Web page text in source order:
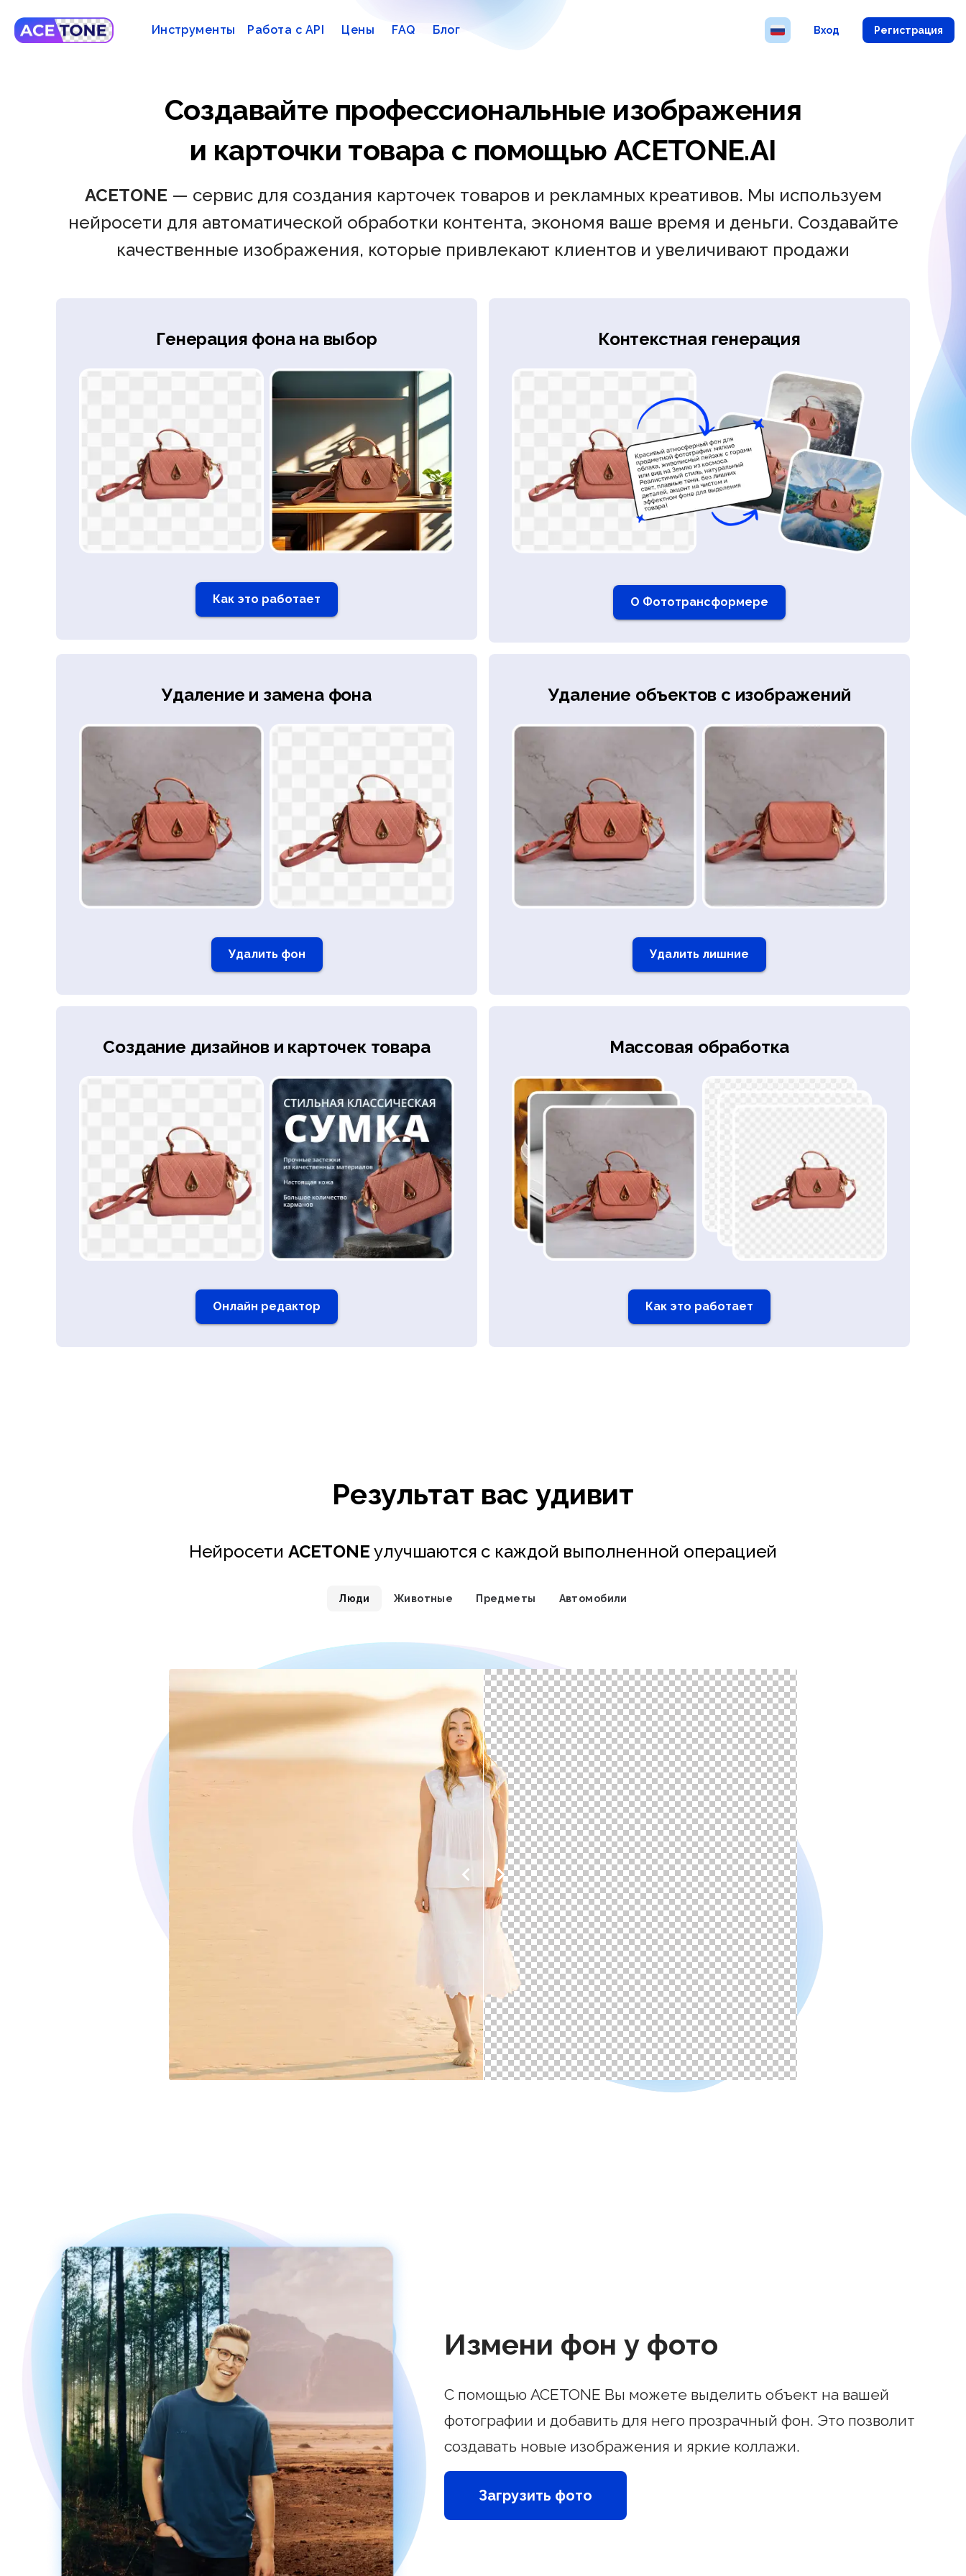
Инструменты Работа с API Цены FAQ Блог Вход Регистрация
Создавайте профессиональные изображения
и карточки товара с помощью ACETONE.AI
ACETONE — сервис для создания карточек товаров и рекламных креативов. Мы используем
нейросети для автоматической обработки контента, экономя ваше время и деньги. Создавайте
качественные изображения, которые привлекают клиентов и увеличивают продажи
Генерация фона на выбор
Как это работает
Контекстная генерация
О Фототрансформере
Удаление и замена фона
Удалить фон
Удаление объектов с изображений
Удалить лишние
Создание дизайнов и карточек товара
Онлайн редактор
Массовая обработка
Как это работает
Результат вас удивит
Нейросети ACETONE улучшаются с каждой выполненной операцией
Люди Животные Предметы Автомобили
Измени фон у фото
С помощью ACETONE Вы можете выделить объект на вашей
фотографии и добавить для него прозрачный фон. Это позволит
создавать новые изображения и яркие коллажи.
Загрузить фото